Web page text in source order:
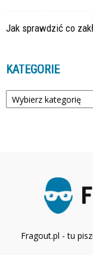
Jak sprawdzić co
KATEGORIE
Kategorie
Fragout.pl - tu